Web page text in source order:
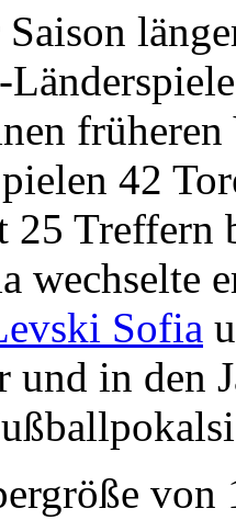
42
25 Treffern
wechselte
Sofia
und in den